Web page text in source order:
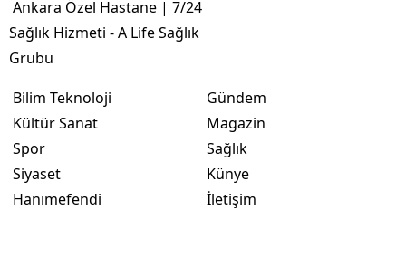
Ankara Özel Hastane | 7/24
Sağlık Hizmeti - A Life Sağlık
Grubu
Bilim Teknoloji
Kültür Sanat
Spor
Siyaset
Hanımefendi
Gündem
Magazin
Sağlık
Künye
İletişim